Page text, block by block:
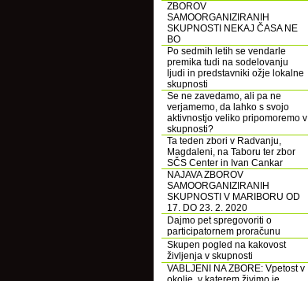
ZBOROV
SAMOORGANIZIRANIH
SKUPNOSTI NEKAJ ČASA NE
BO
Po sedmih letih se vendarle
premika tudi na sodelovanju
ljudi in predstavniki ožje lokalne
skupnosti
Se ne zavedamo, ali pa ne
verjamemo, da lahko s svojo
aktivnostjo veliko pripomoremo v
skupnosti?
Ta teden zbori v Radvanju,
Magdaleni, na Taboru ter zbor
SČS Center in Ivan Cankar
NAJAVA ZBOROV
SAMOORGANIZIRANIH
SKUPNOSTI V MARIBORU OD
17. DO 23. 2. 2020
Dajmo pet spregovoriti o
participatornem proračunu
Skupen pogled na kakovost
življenja v skupnosti
VABLJENI NA ZBORE: Vpetost v